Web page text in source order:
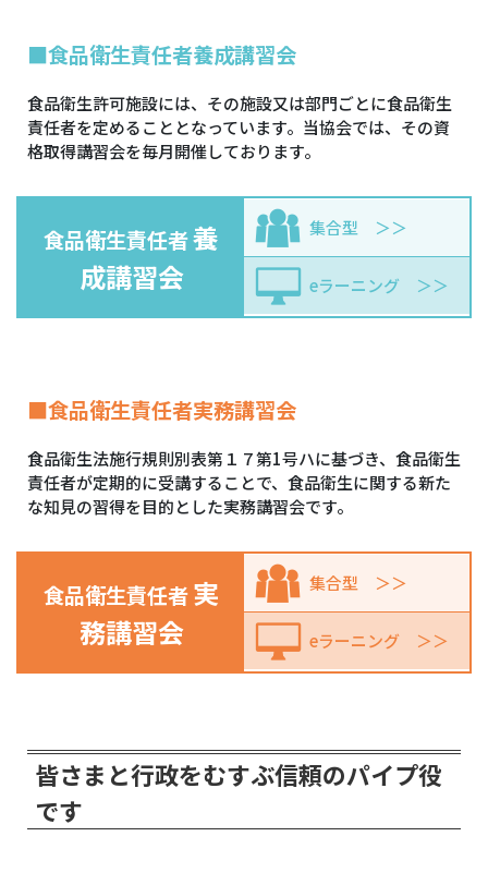
■食品衛生責任者養成講習会
食品衛生許可施設には、その施設又は部門ごとに食品衛生
責任者を定めることとなっています。当協会では、その資
格取得講習会を毎月開催しております。
食品衛生責任者養
成講習会
集合型
eラーニング
■食品衛生責任者実務講習会
食品衛生法施行規則別表第１７第1号ハに基づき、食品衛生
責任者が定期的に受講することで、食品衛生に関する新た
な知見の習得を目的とした実務講習会です。
食品衛生責任者実
務講習会
集合型
eラーニング
皆さまと行政をむすぶ信頼のパイプ役
です